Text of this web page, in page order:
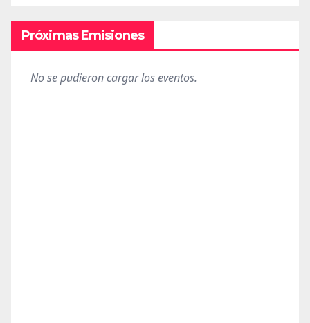
Próximas Emisiones